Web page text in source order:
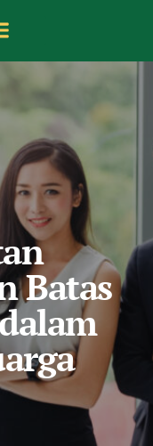
Batas